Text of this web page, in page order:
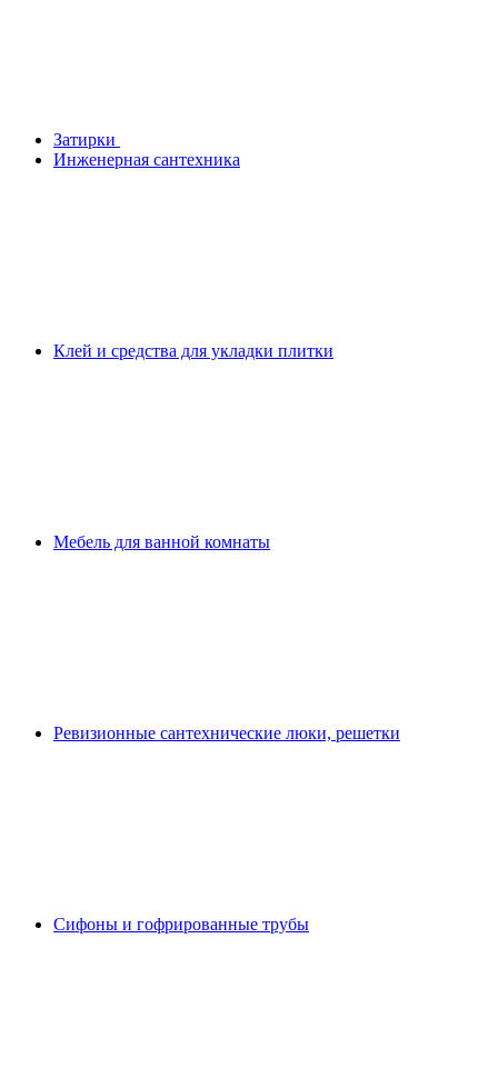
Затирки
Инженерная сантехника
Клей и средства для укладки плитки
Мебель для ванной комнаты
Ревизионные сантехнические люки, решетки
Сифоны и гофрированные трубы